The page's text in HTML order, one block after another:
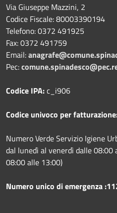
Via Giuseppe Mazzini, 2
Codice Fiscale: 80003390194
Telefono:0372 491925
Fax:0372 491759
Email:
Pec:
Codice IPA:c_i906
Codice univoco per
Numero Verde Servizio Igiene
dal lunedì al venerdì dalle 08:00
08:00 alle 13:00)
Numero unico di emergenza